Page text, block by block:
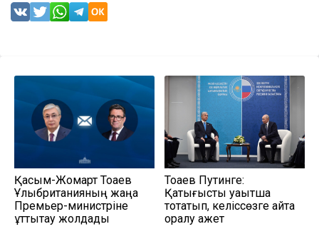
Қасым-Жомарт Тоқаев
Ұлыбританияның жаңа
Премьер-министріне
құттықтау жолдады
Тоқаев Путинге:
Қақтығысты уақытша
тоқтатып, келіссөзге қайта
оралу қажет